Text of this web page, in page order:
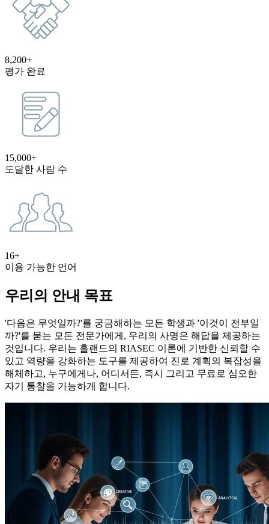
8,200+
평가 완료
15,000+
도달한 사람 수
16+
이용 가능한 언어
우리의 안내 목표
'다음은 무엇일까?'를 궁금해하는 모든 학생과 '이것이 전부일
까?'를 묻는 모든 전문가에게, 우리의 사명은 해답을 제공하는
것입니다. 우리는 홀랜드의 RIASEC 이론에 기반한 신뢰할 수
있고 역량을 강화하는 도구를 제공하여 진로 계획의 복잡성을
해체하고, 누구에게나, 어디서든, 즉시 그리고 무료로 심오한
자기 통찰을 가능하게 합니다.